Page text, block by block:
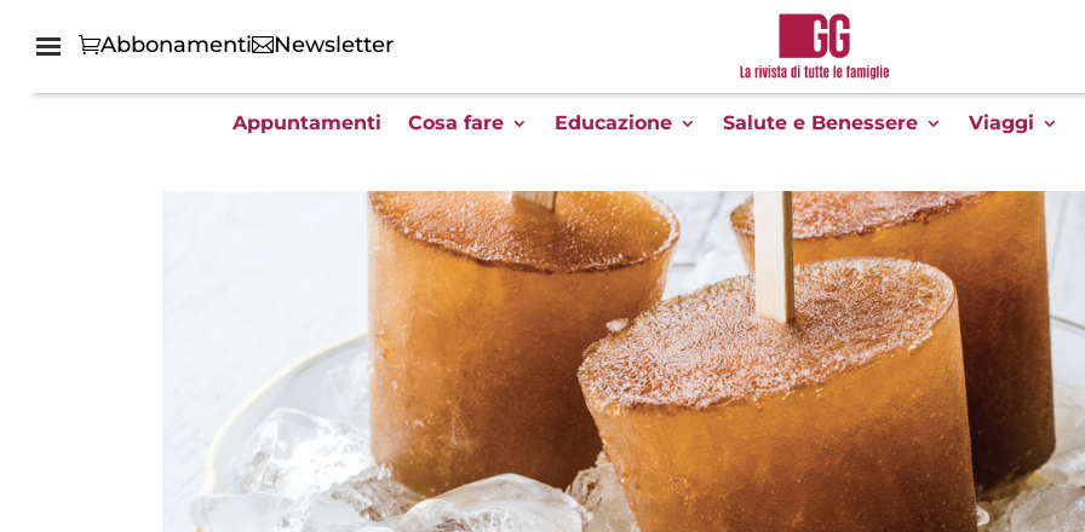
Abbonamenti Newsletter
Appuntamenti Cosa fare Educazione Salute e Benessere Viaggi